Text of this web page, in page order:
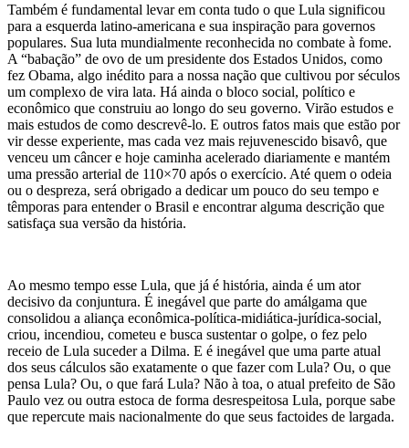
Também é fundamental levar em conta tudo o que Lula significou
para a esquerda latino-americana e sua inspiração para governos
populares. Sua luta mundialmente reconhecida no combate à fome.
A “babação” de ovo de um presidente dos Estados Unidos, como
fez Obama, algo inédito para a nossa nação que cultivou por séculos
um complexo de vira lata. Há ainda o bloco social, político e
econômico que construiu ao longo do seu governo. Virão estudos e
mais estudos de como descrevê-lo. E outros fatos mais que estão por
vir desse experiente, mas cada vez mais rejuvenescido bisavô, que
venceu um câncer e hoje caminha acelerado diariamente e mantém
uma pressão arterial de 110×70 após o exercício. Até quem o odeia
ou o despreza, será obrigado a dedicar um pouco do seu tempo e
têmporas para entender o Brasil e encontrar alguma descrição que
satisfaça sua versão da história.
Ao mesmo tempo esse Lula, que já é história, ainda é um ator
decisivo da conjuntura. É inegável que parte do amálgama que
consolidou a aliança econômica-política-midiática-jurídica-social,
criou, incendiou, cometeu e busca sustentar o golpe, o fez pelo
receio de Lula suceder a Dilma. E é inegável que uma parte atual
dos seus cálculos são exatamente o que fazer com Lula? Ou, o que
pensa Lula? Ou, o que fará Lula? Não à toa, o atual prefeito de São
Paulo vez ou outra estoca de forma desrespeitosa Lula, porque sabe
que repercute mais nacionalmente do que seus factoides de largada.